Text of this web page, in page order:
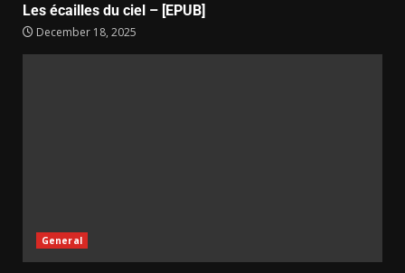
Les écailles du ciel – [EPUB]
December 18, 2025
General